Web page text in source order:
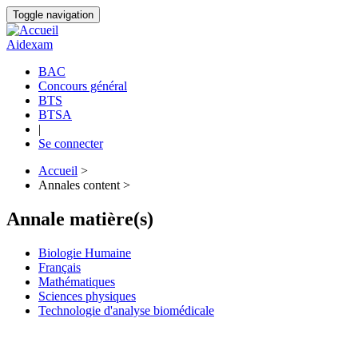
Aller
au
contenu
Toggle navigation
Aidexam
Navigation
principale
BAC
Concours général
BTS
BTSA
|
Se connecter
Fil
d'Ariane
Accueil >
Annales content >
Annale matière(s)
Biologie Humaine
Français
Mathématiques
Sciences physiques
Technologie d'analyse biomédicale